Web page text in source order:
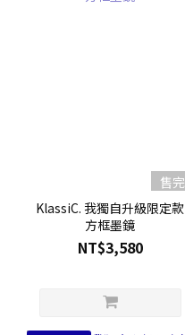
售完
KlassiC. 我獨自升級限定款
方框墨鏡
NT$3,580